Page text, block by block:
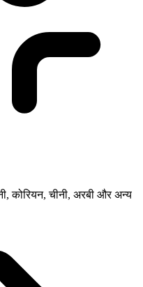
कोरियन, चीनी, अरबी और अन्य